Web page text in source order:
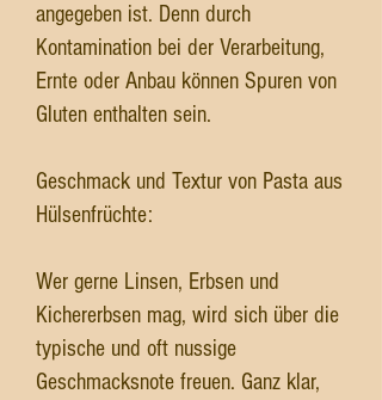
angegeben ist. Denn durch
Kontamination bei der Verarbeitung,
Ernte oder Anbau können Spuren von
Gluten enthalten sein.
Geschmack und Textur von Pasta aus
Hülsenfrüchte:
Wer gerne Linsen, Erbsen und
Kichererbsen mag, wird sich über die
typische und oft nussige
Geschmacksnote freuen. Ganz klar,